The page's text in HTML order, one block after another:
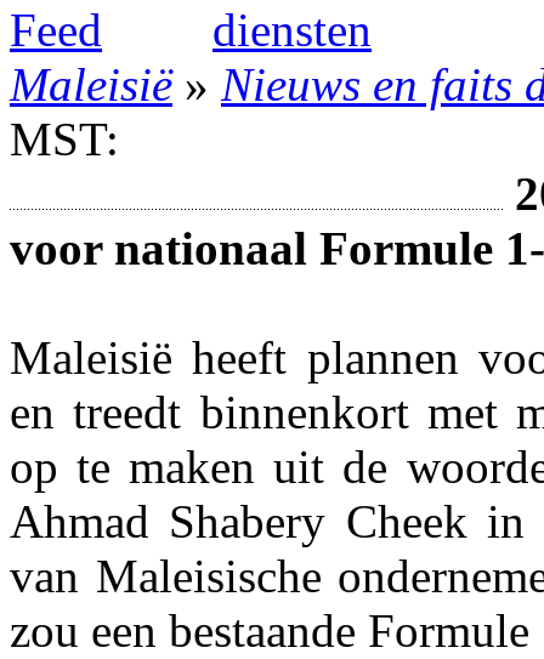
Maleisië» Nieuws en faits
MST:
voor nationaal Formule
Maleisië heeft plannen
en treedt binnenkort met
op te maken uit de
Ahmad Shabery Cheek
van Maleisische
zou een bestaande